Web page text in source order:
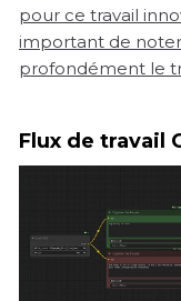
pour ce travail
important de
profondément le
Flux de travail